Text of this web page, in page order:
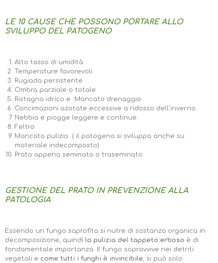
LE 10 CAUSE CHE POSSONO PORTARE ALLO
SVILUPPO DEL PATOGENO
Alto tasso di umidità
Temperature favorevoli
Rugiada persistente
Ombra parziale o totale
Ristagno idrico e Mancato drenaggio
Concimazioni azotate eccessive a ridosso dell'inverno.
Nebbia e piogge leggere e continue
Feltro
Mancata pulizia ( il patogeno si sviluppa anche su
materiale indecomposto)
Prato appena seminato o traseminato
GESTIONE DEL PRATO IN PREVENZIONE ALLA
PATOLOGIA
Essendo un fungo saprofita si nutre di sostanza organica in
decomposizione, quindi la pulizia del tappeto erboso è di
fondamentale importanza. Il fungo sopravvive nei detriti
vegetali e come tutti i funghi è invincibile , si può solo